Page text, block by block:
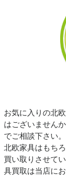
お気に入りの北
はございません
でご相談下さい。
北欧家具はもち
買い取りさせて
具買取は当店にお